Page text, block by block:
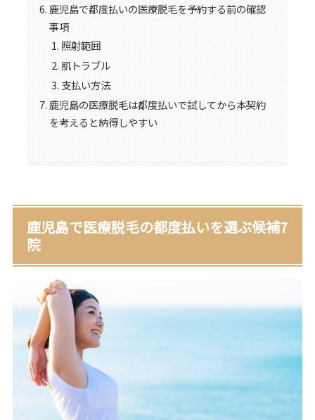
鹿児島で都度払いの医療脱毛を予約する前の確認
事項
照射範囲
肌トラブル
支払い方法
鹿児島の医療脱毛は都度払いで試してから本契約
を考えると納得しやすい
鹿児島で医療脱毛の都度払いを選ぶ候補7
院